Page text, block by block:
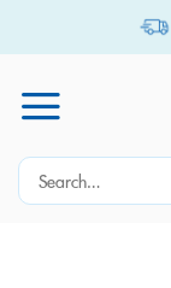
Search